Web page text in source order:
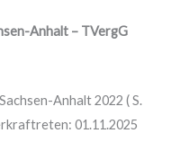
Anhalt – TVergG
Anhalt 2022 ( S.
01.11.2025